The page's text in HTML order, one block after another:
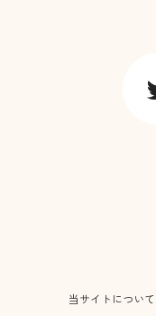
当サイトについて